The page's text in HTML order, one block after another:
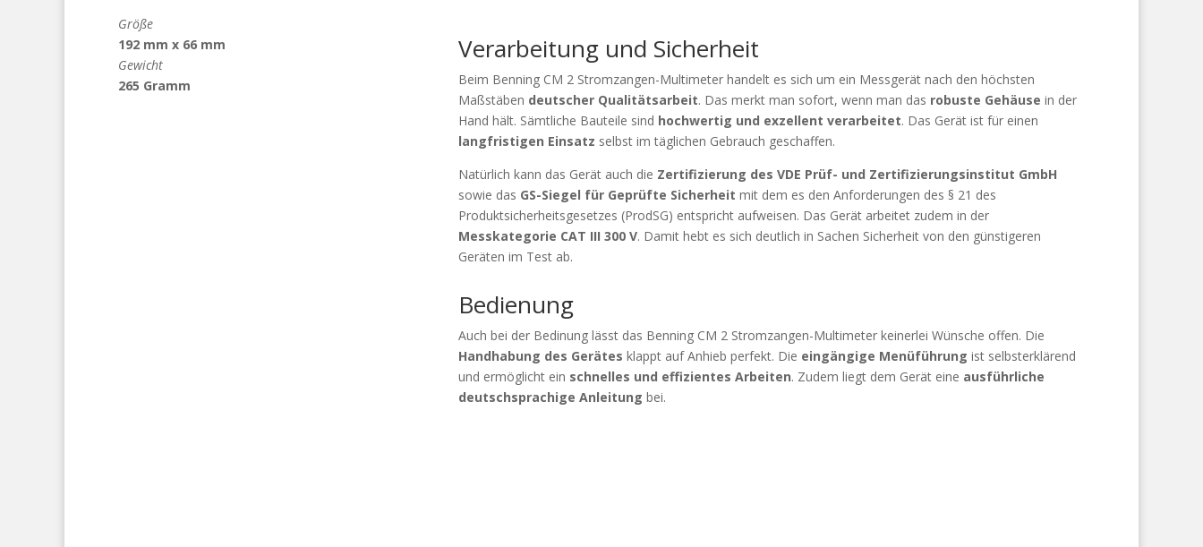
Größe
192 mm x 66 mm
Gewicht
265 Gramm
Verarbeitung und Sicherheit
Beim Benning CM 2 Stromzangen-Multimeter handelt es sich um ein Messgerät nach den höchsten
Maßstäben deutscher Qualitätsarbeit. Das merkt man sofort, wenn man das robuste Gehäuse in der
Hand hält. Sämtliche Bauteile sind hochwertig und exzellent verarbeitet. Das Gerät ist für einen
langfristigen Einsatz selbst im täglichen Gebrauch geschaffen.
Natürlich kann das Gerät auch die Zertifizierung des VDE Prüf- und Zertifizierungsinstitut GmbH
sowie das GS-Siegel für Geprüfte Sicherheit mit dem es den Anforderungen des § 21 des
Produktsicherheitsgesetzes (ProdSG) entspricht aufweisen. Das Gerät arbeitet zudem in der
Messkategorie CAT III 300 V. Damit hebt es sich deutlich in Sachen Sicherheit von den günstigeren
Geräten im Test ab.
Bedienung
Auch bei der Bedinung lässt das Benning CM 2 Stromzangen-Multimeter keinerlei Wünsche offen. Die
Handhabung des Gerätes klappt auf Anhieb perfekt. Die eingängige Menüführung ist selbsterklärend
und ermöglicht ein schnelles und effizientes Arbeiten. Zudem liegt dem Gerät eine ausführliche
deutschsprachige Anleitung bei.